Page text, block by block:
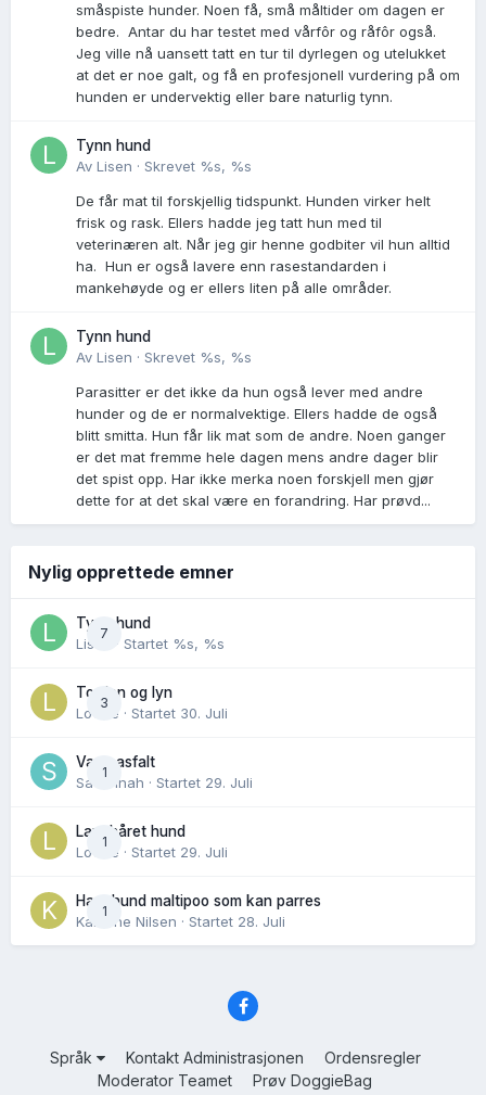
småspiste hunder. Noen få, små måltider om dagen er
bedre. Antar du har testet med vårfôr og råfôr også.
Jeg ville nå uansett tatt en tur til dyrlegen og utelukket
at det er noe galt, og få en profesjonell vurdering på om
hunden er undervektig eller bare naturlig tynn.
Tynn hund
Av Lisen · Skrevet %s, %s
De får mat til forskjellig tidspunkt. Hunden virker helt
frisk og rask. Ellers hadde jeg tatt hun med til
veterinæren alt. Når jeg gir henne godbiter vil hun alltid
ha. Hun er også lavere enn rasestandarden i
mankehøyde og er ellers liten på alle områder.
Tynn hund
Av Lisen · Skrevet %s, %s
Parasitter er det ikke da hun også lever med andre
hunder og de er normalvektige. Ellers hadde de også
blitt smitta. Hun får lik mat som de andre. Noen ganger
er det mat fremme hele dagen mens andre dager blir
det spist opp. Har ikke merka noen forskjell men gjør
dette for at det skal være en forandring. Har prøvd...
Nylig opprettede emner
7
Tynn hund
Lisen
· Startet %s, %s
3
Torden og lyn
Lovise · Startet 30. Juli
1
Varm asfalt
Savannah · Startet 29. Juli
1
Langhåret hund
Lovise · Startet 29. Juli
1
Hannhund maltipoo som kan parres
Karoline Nilsen · Startet 28. Juli
Språk Kontakt Administrasjonen
Ordensregler
Moderator Teamet
Prøv DoggieBag